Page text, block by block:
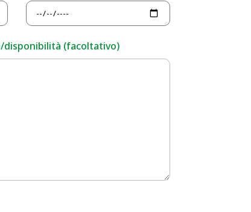
(facoltativo)